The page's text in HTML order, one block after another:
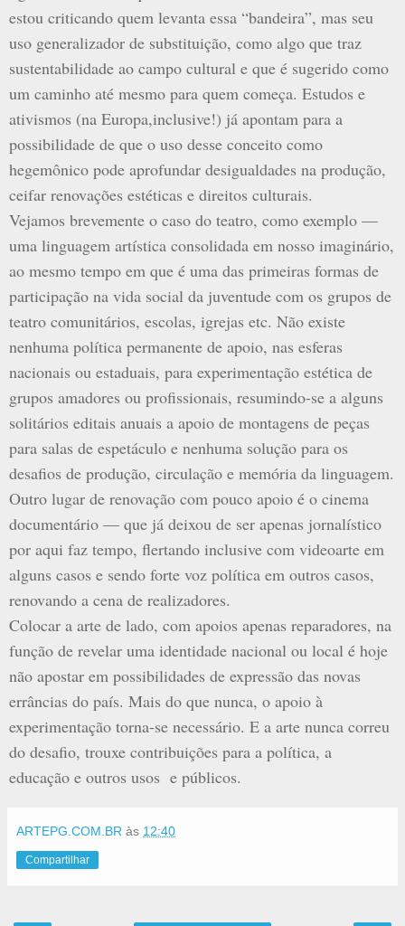
estou criticando quem levanta essa “bandeira”, mas seu
uso generalizador de substituição, como algo que traz
sustentabilidade ao campo cultural e que é sugerido como
um caminho até mesmo para quem começa. Estudos e
ativismos (na Europa,inclusive!) já apontam para a
possibilidade de que o uso desse conceito como
hegemônico pode aprofundar desigualdades na produção,
ceifar renovações estéticas e direitos culturais.
Vejamos brevemente o caso do teatro, como exemplo —
uma linguagem artística consolidada em nosso imaginário,
ao mesmo tempo em que é uma das primeiras formas de
participação na vida social da juventude com os grupos de
teatro comunitários, escolas, igrejas etc. Não existe
nenhuma política permanente de apoio, nas esferas
nacionais ou estaduais, para experimentação estética de
grupos amadores ou profissionais, resumindo-se a alguns
solitários editais anuais a apoio de montagens de peças
para salas de espetáculo e nenhuma solução para os
desafios de produção, circulação e memória da linguagem.
Outro lugar de renovação com pouco apoio é o cinema
documentário — que já deixou de ser apenas jornalístico
por aqui faz tempo, flertando inclusive com videoarte em
alguns casos e sendo forte voz política em outros casos,
renovando a cena de realizadores.
Colocar a arte de lado, com apoios apenas reparadores, na
função de revelar uma identidade nacional ou local é hoje
não apostar em possibilidades de expressão das novas
errâncias do país. Mais do que nunca, o apoio à
experimentação torna-se necessário. E a arte nunca correu
do desafio, trouxe contribuições para a política, a
educação e outros usos e públicos.
ARTEPG.COM.BR às 12:40
Compartilhar